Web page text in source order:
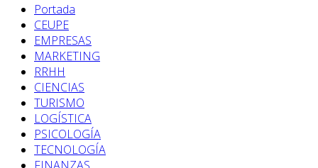
Portada
CEUPE
EMPRESAS
MARKETING
RRHH
CIENCIAS
TURISMO
LOGÍSTICA
PSICOLOGÍA
TECNOLOGÍA